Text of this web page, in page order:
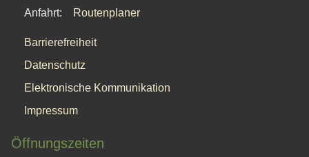
Anfahrt:
Routenplaner
Barrierefreiheit
Datenschutz
Elektronische Kommunikation
Impressum
Öffnungszeiten